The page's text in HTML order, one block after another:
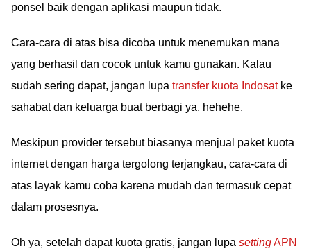
ponsel baik dengan aplikasi maupun tidak.
Cara-cara di atas bisa dicoba untuk menemukan mana
yang berhasil dan cocok untuk kamu gunakan. Kalau
sudah sering dapat, jangan lupa transfer kuota Indosatke
sahabat dan keluarga buat berbagi ya, hehehe.
Meskipun provider tersebut biasanya menjual paket kuota
internet dengan harga tergolong terjangkau, cara-cara di
atas layak kamu coba karena mudah dan termasuk cepat
dalam prosesnya.
Oh ya, setelah dapat kuota gratis, jangan lupa settingAPN